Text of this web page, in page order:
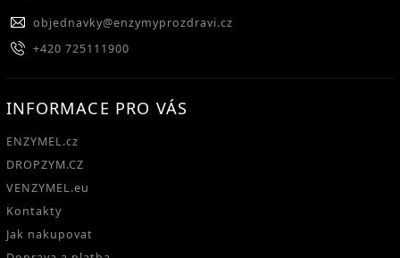
objednavky@enzymyprozdravi.cz
+420 725111900
INFORMACE PRO VÁS
ENZYMEL.cz
DROPZYM.CZ
VENZYMEL.eu
Kontakty
Jak nakupovat